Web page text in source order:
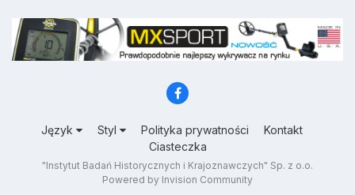
Język Styl Polityka prywatności
Kontakt
Ciasteczka
"Instytut Badań Historycznych i Krajoznawczych" Sp. z o.o.
Powered by Invision Community